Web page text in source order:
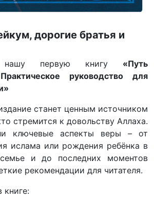
дорогие братья и
нашу первую книгу «Путь
руководство для
станет ценным источником
стремится к довольству Аллаха.
ключевые аспекты веры – от
ислама или рождения ребёнка в
и до последних моментов
рекомендации для читателя.
книге: